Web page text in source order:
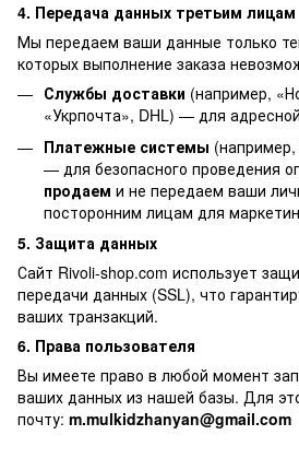
4. Передача данных третьим лицам
Мы передаем ваши данные только
которых выполнение заказа
Службы доставки (например,
«Укрпочта», DHL) — для
Платежные системы (например,
— для безопасного проведения
продаем и не передаем ваши
посторонним лицам для
5. Защита данных
Сайт Rivoli-shop.com использует
передачи данных (SSL), что
ваших транзакций.
6. Права пользователя
Вы имеете право в любой момент
ваших данных из нашей базы. Для
почту: m.mulkidzhanyan@gmail.com